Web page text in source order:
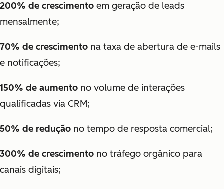
200% de crescimento em geração de leads
mensalmente;
70% de crescimento na taxa de abertura de e-mails
e notificações;
150% de aumento no volume de interações
qualificadas via CRM;
50% de redução no tempo de resposta comercial;
300% de crescimento no tráfego orgânico para
canais digitais;